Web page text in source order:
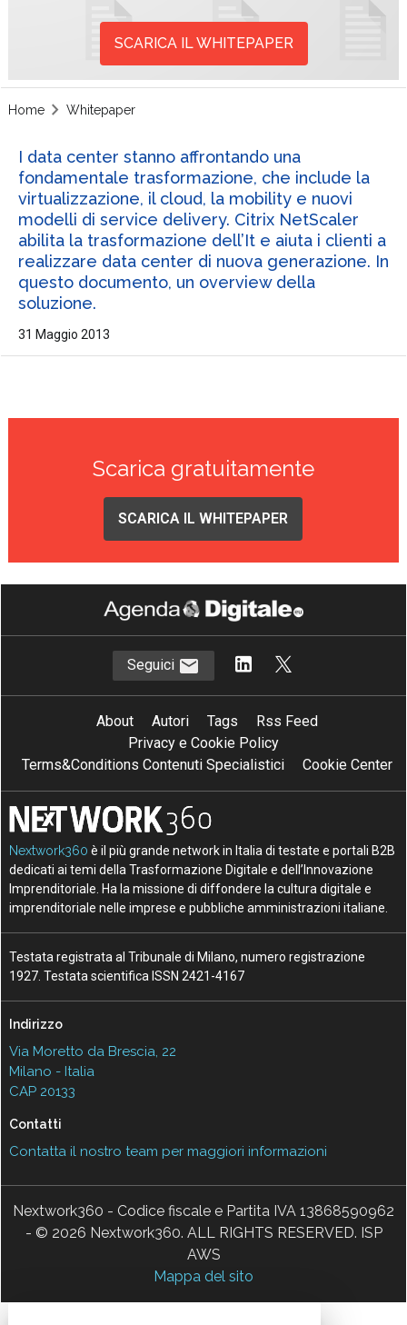
SCARICA IL WHITEPAPER
Home Whitepaper
I data center stanno affrontando una
fondamentale trasformazione, che include la
virtualizzazione, il cloud, la mobility e nuovi
modelli di service delivery. Citrix NetScaler
abilita la trasformazione dell’It e aiuta i clienti a
realizzare data center di nuova generazione. In
questo documento, un overview della
soluzione.
31 Maggio 2013
Scarica gratuitamente
SCARICA IL WHITEPAPER
Seguici
About Autori Tags
Rss Feed
Privacy e Cookie Policy
Terms&Conditions Contenuti Specialistici
Cookie Center
Nextwork360 è il più grande network in Italia di testate e portali B2B
dedicati ai temi della Trasformazione Digitale e dell’Innovazione
Imprenditoriale. Ha la missione di diffondere la cultura digitale e
imprenditoriale nelle imprese e pubbliche amministrazioni italiane.
Testata registrata al Tribunale di Milano, numero registrazione
1927. Testata scientifica ISSN 2421-4167
Indirizzo
Via Moretto da Brescia, 22
Milano - Italia
CAP 20133
Contatti
Contatta il nostro team per maggiori informazioni
Nextwork360 - Codice fiscale e Partita IVA 13868590962
- © 2026 Nextwork360. ALL RIGHTS RESERVED. ISP
AWS
Mappa del sito